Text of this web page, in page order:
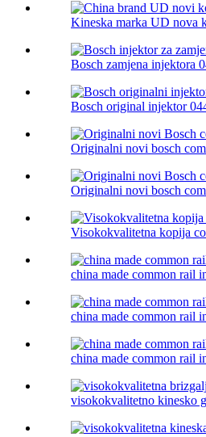
Kineska marka UD nova
Bosch zamjena injektora
Bosch original injektor
Originalni novi bosch
Originalni novi bosch
Visokokvalitetna kopija
china made common rail
china made common rail
china made common rail
visokokvalitetno kinesko